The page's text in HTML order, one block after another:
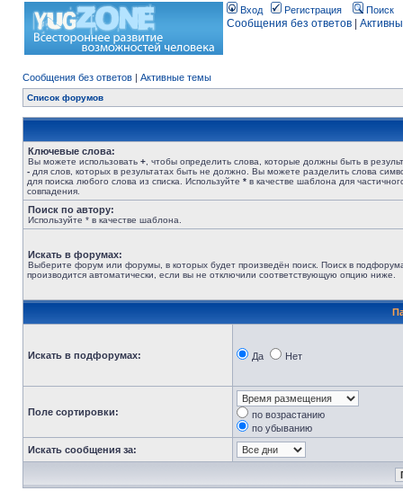
Вход Регистрация Поиск
Сообщения без ответов
Сообщения без ответов | Активные темы
Список форумов
Ключевые слова:
Вы можете использовать + , чтобы определить слова, которые должны быть в
- для слов, которых в результатах быть не должно. Вы можете разделить слова
для поиска любого слова из списка. Используйте * в качестве шаблона для
совпадения.
Поиск по автору:
Используйте * в качестве шаблона.
Искать в форумах:
Выберите форум или форумы, в которых будет произведён поиск. Поиск в
производится автоматически, если вы не отключили соответствующую опцию ниже.
Искать в подфорумах: Да Нет
Поле сортировки:
по возрастанию
по убыванию
Искать сообщения за: